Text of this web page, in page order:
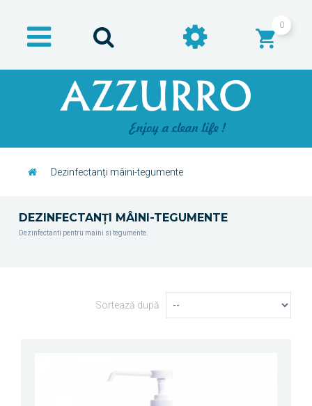
0
Dezinfectanţi mâini-tegumente
DEZINFECTANŢI MÂINI-TEGUMENTE
Dezinfectanti pentru maini si tegumente.
Sortează după